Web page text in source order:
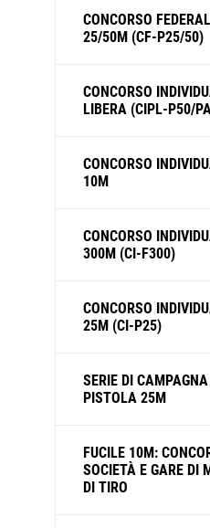
CONCORSO
25/50M (CF-P25/50)
CONCORSO
LIBERA (CIPL-P50/
CONCORSO
10M
CONCORSO
300M (CI-F300)
CONCORSO
25M (CI-P25)
SERIE DI
PISTOLA 25M
FUCILE 10M:
SOCIETÀ E GARE DI
DI TIRO